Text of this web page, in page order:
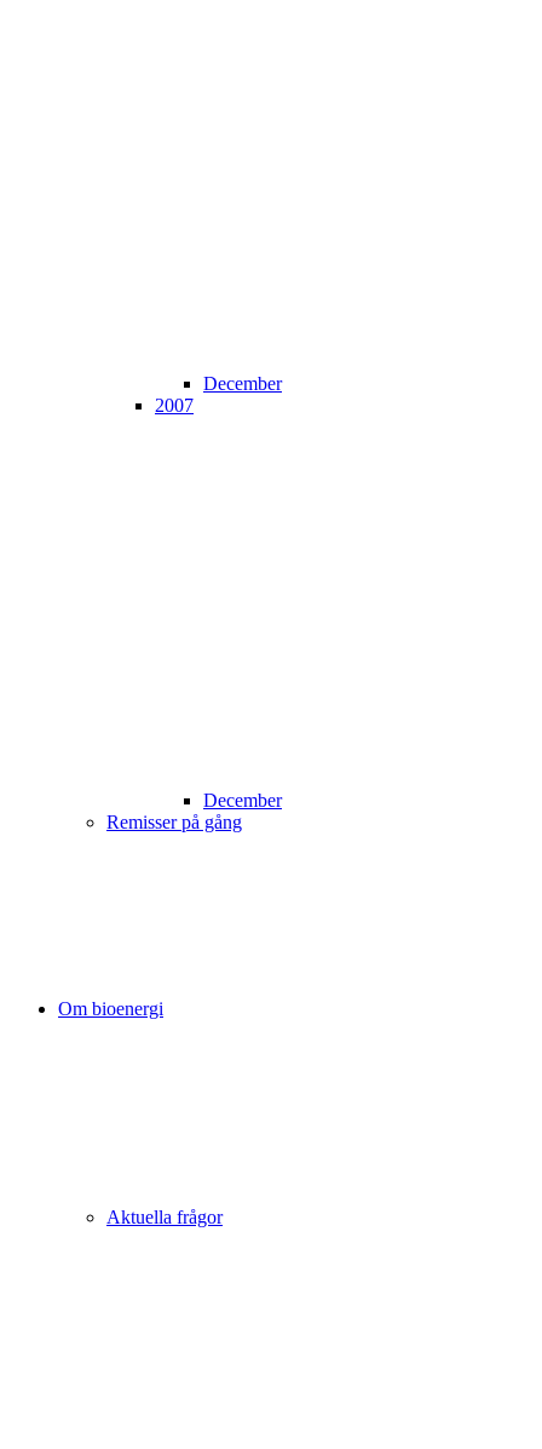
December
2007
December
Remisser på gång
Om bioenergi
Aktuella frågor